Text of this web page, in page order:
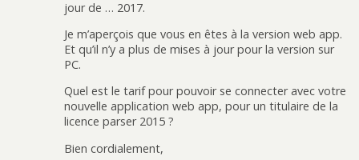
jour de … 2017.
Je m’aperçois que vous en êtes à la version web app.
Et qu’il n’y a plus de mises à jour pour la version sur
PC.
Quel est le tarif pour pouvoir se connecter avec votre
nouvelle application web app, pour un titulaire de la
licence parser 2015 ?
Bien cordialement,